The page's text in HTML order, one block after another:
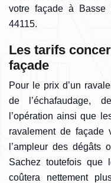
votre façade à
44115.
Les tarifs
façade
Pour le prix d’un
de l’échafaudage,
l’opération ainsi que
ravalement de façade
l’ampleur des dégâts
Sachez toutefois que
coûtera nettement